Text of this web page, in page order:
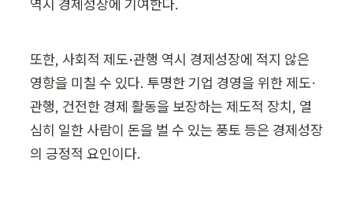
역시 경제성장에 기여한다.
또한, 사회적 제도·관행 역시 경제성장에 적지 않은
영항을 미칠 수 있다. 투명한 기업 경영을 위한 제도·
관행, 건전한 경제 활동을 보장하는 제도적 장치, 열
심히 일한 사람이 돈을 벌 수 있는 풍토 등은 경제성장
의 긍정적 요인이다.